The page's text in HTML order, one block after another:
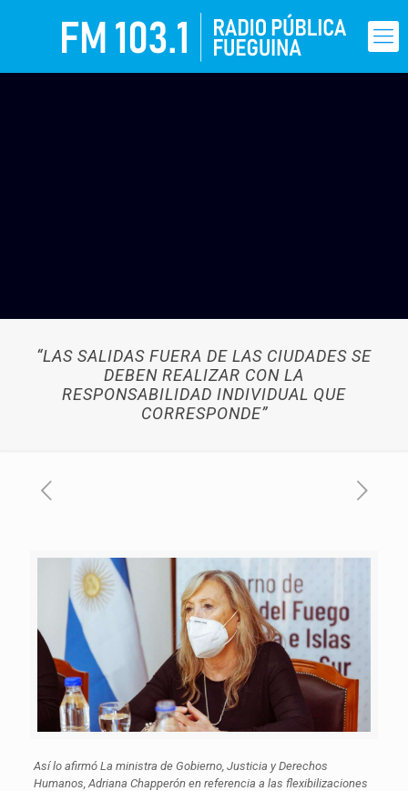
“LAS SALIDAS FUERA DE LAS CIUDADES SE
DEBEN REALIZAR CON LA
RESPONSABILIDAD INDIVIDUAL QUE
CORRESPONDE”
Así lo afirmó La ministra de Gobierno, Justicia y Derechos
Humanos, Adriana Chapperón en referencia a las flexibilizaciones